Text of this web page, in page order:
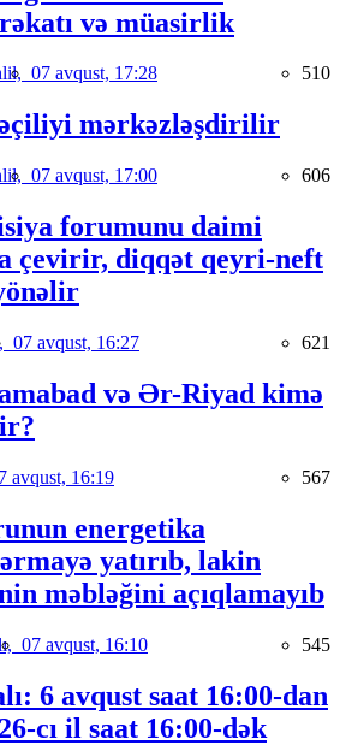
və müasirlik
07 avqust, 17:28 510
mərkəzləşdirilir
07 avqust, 17:00 606
forumunu daimi
çevirir, diqqət qeyri-neft
07 avqust, 16:27 621
və Ər-Riyad kimə
avqust, 16:19 567
energetika
yatırıb, lakin
məbləğini açıqlamayıb
07 avqust, 16:10 545
6 avqust saat 16:00-dan
cı il saat 16:00-dək